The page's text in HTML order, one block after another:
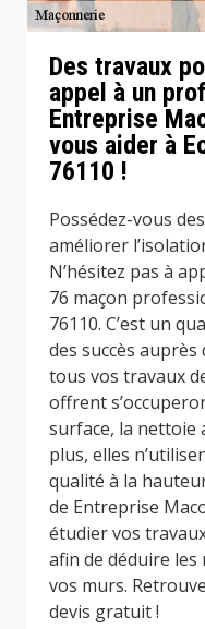
Des travaux
appel à un
Entreprise
vous aider à
76110 !
Possédez-vous
améliorer
N’hésitez pas à
76 maçon
76110. C’est un
des succès
tous vos travaux
offrent
surface, la nettoie
plus, elles
qualité à la
de Entreprise
étudier vos
afin de déduire
vos murs.
devis gratuit !